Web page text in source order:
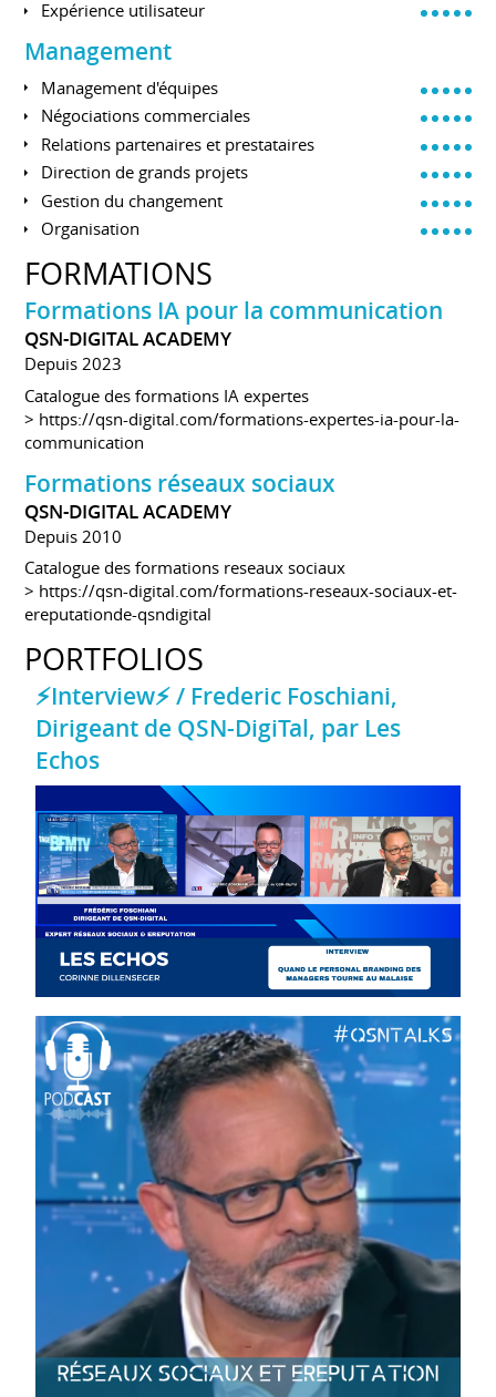
Expérience utilisateur
Management
Management d'équipes
Négociations commerciales
Relations partenaires et prestataires
Direction de grands projets
Gestion du changement
Organisation
FORMATIONS
Formations IA pour la communication
QSN-DIGITAL ACADEMY
Depuis 2023
Catalogue des formations IA expertes
> https://qsn-digital.com/formations-expertes-ia-pour-la-
communication
Formations réseaux sociaux
QSN-DIGITAL ACADEMY
Depuis 2010
Catalogue des formations reseaux sociaux
> https://qsn-digital.com/formations-reseaux-sociaux-et-
ereputationde-qsndigital
PORTFOLIOS
⚡Interview⚡ / Frederic Foschiani,
Dirigeant de QSN-DigiTal, par Les
Echos